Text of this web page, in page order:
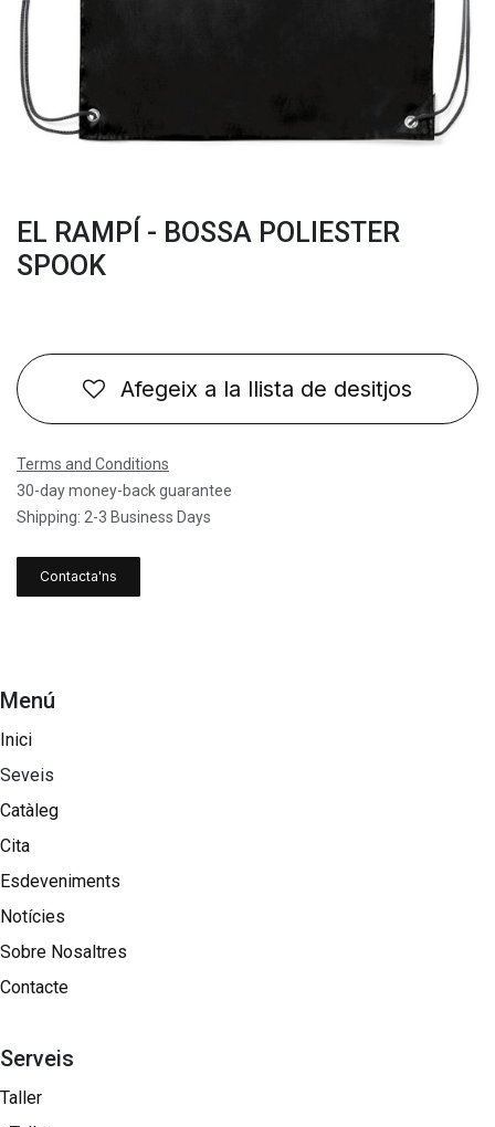
EL RAMPÍ - BOSSA POLIESTER
SPOOK
Afegeix a la llista de desitjos
Terms and Conditions
30-day money-back guarantee
Shipping: 2-3 Business Days
Contacta'ns
Menú
Inici
Seveis
Catàleg
Cita
Esdeveniments
Notícies
Sobre Nosaltres​
Contacte
Serveis
Taller